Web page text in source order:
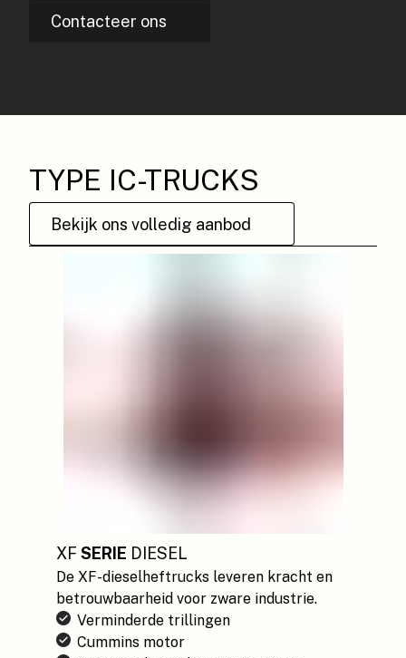
Contacteer ons
TYPE IC-TRUCKS
Bekijk ons volledig aanbod
XF SERIE DIESEL
De XF-dieselheftrucks leveren kracht en
betrouwbaarheid voor zware industrie.
Verminderde trillingen
Cummins motor